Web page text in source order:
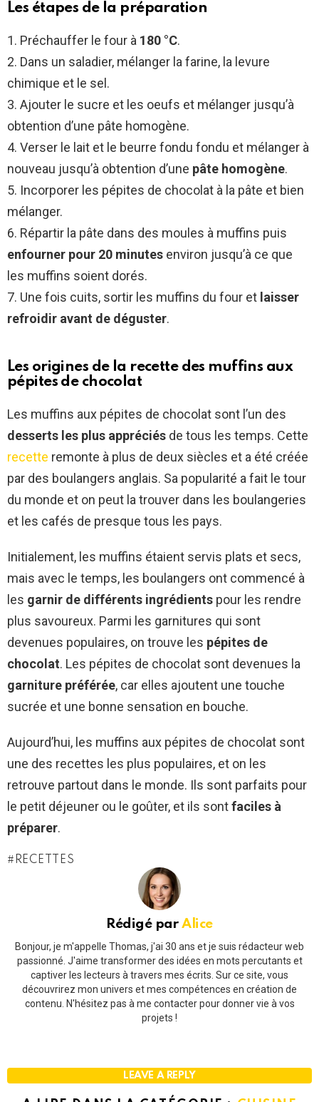
Les étapes de la préparation
1. Préchauffer le four à 180 °C.
2. Dans un saladier, mélanger la farine, la levure
chimique et le sel.
3. Ajouter le sucre et les oeufs et mélanger jusqu’à
obtention d’une pâte homogène.
4. Verser le lait et le beurre fondu fondu et mélanger à
nouveau jusqu’à obtention d’une pâte homogène.
5. Incorporer les pépites de chocolat à la pâte et bien
mélanger.
6. Répartir la pâte dans des moules à muffins puis
enfourner pour 20 minutes environ jusqu’à ce que
les muffins soient dorés.
7. Une fois cuits, sortir les muffins du four et laisser
refroidir avant de déguster.
Les origines de la recette des muffins aux
pépites de chocolat
Les muffins aux pépites de chocolat sont l’un des
desserts les plus appréciés de tous les temps. Cette
recette remonte à plus de deux siècles et a été créée
par des boulangers anglais. Sa popularité a fait le tour
du monde et on peut la trouver dans les boulangeries
et les cafés de presque tous les pays.
Initialement, les muffins étaient servis plats et secs,
mais avec le temps, les boulangers ont commencé à
les garnir de différents ingrédients pour les rendre
plus savoureux. Parmi les garnitures qui sont
devenues populaires, on trouve les pépites de
chocolat. Les pépites de chocolat sont devenues la
garniture préférée, car elles ajoutent une touche
sucrée et une bonne sensation en bouche.
Aujourd’hui, les muffins aux pépites de chocolat sont
une des recettes les plus populaires, et on les
retrouve partout dans le monde. Ils sont parfaits pour
le petit déjeuner ou le goûter, et ils sontfaciles à
préparer.
RECETTES
Rédigé parAlice
Bonjour, je m'appelle Thomas, j'ai 30 ans et je suis rédacteur web
passionné. J'aime transformer des idées en mots percutants et
captiver les lecteurs à travers mes écrits. Sur ce site, vous
découvrirez mon univers et mes compétences en création de
contenu. N'hésitez pas à me contacter pour donner vie à vos
projets !
LEAVE A REPLY